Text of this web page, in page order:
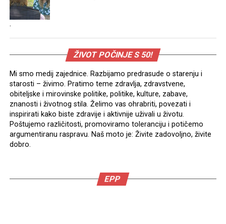
.
ŽIVOT POČINJE S 50!
Mi smo medij zajednice. Razbijamo predrasude o starenju i
starosti – živimo. Pratimo teme zdravlja, zdravstvene,
obiteljske i mirovinske politike, politike, kulture, zabave,
znanosti i životnog stila. Želimo vas ohrabriti, povezati i
inspirirati kako biste zdravije i aktivnije uživali u životu.
Poštujemo različitosti, promoviramo toleranciju i potičemo
argumentiranu raspravu. Naš moto je: Živite zadovoljno, živite
dobro.
EPP